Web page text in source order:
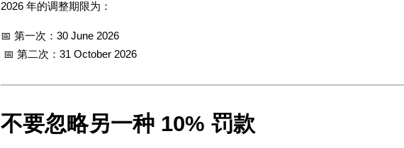
2026 年的调整期限为：
📅 第一次：30 June 2026
📅 第二次：31 October 2026
不要忽略另一种 10% 罚款